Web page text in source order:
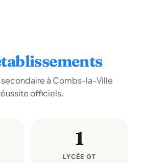
à Combs-la-Ville
officiels.
1
LYCÉE GT